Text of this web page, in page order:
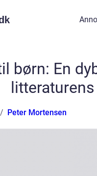
børn: En
Peter Mortensen